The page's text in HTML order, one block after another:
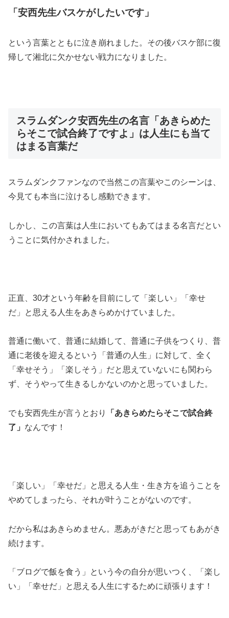
「安西先生バスケがしたいです」
という言葉とともに泣き崩れました。その後バスケ部に復
帰して湘北に欠かせない戦力になりました。
スラムダンク安西先生の名言「あきらめた
らそこで試合終了ですよ」は人生にも当て
はまる言葉だ
スラムダンクファンなので当然この言葉やこのシーンは、
今見ても本当に泣けるし感動できます。
しかし、この言葉は人生においてもあてはまる名言だとい
うことに気付かされました。
正直、30才という年齢を目前にして「楽しい」「幸せ
だ」と思える人生をあきらめかけていました。
普通に働いて、普通に結婚して、普通に子供をつくり、普
通に老後を迎えるという「普通の人生」に対して、全く
「幸せそう」「楽しそう」だと思えていないにも関わら
ず、そうやって生きるしかないのかと思っていました。
でも安西先生が言うとおり
「あきらめたらそこで試合終
了」 なんです！
「楽しい」「幸せだ」と思える人生・生き方を追うことを
やめてしまったら、それが叶うことがないのです。
だから私はあきらめません。悪あがきだと思ってもあがき
続けます。
「ブログで飯を食う」という今の自分が思いつく、「楽し
い」「幸せだ」と思える人生にするために頑張ります！